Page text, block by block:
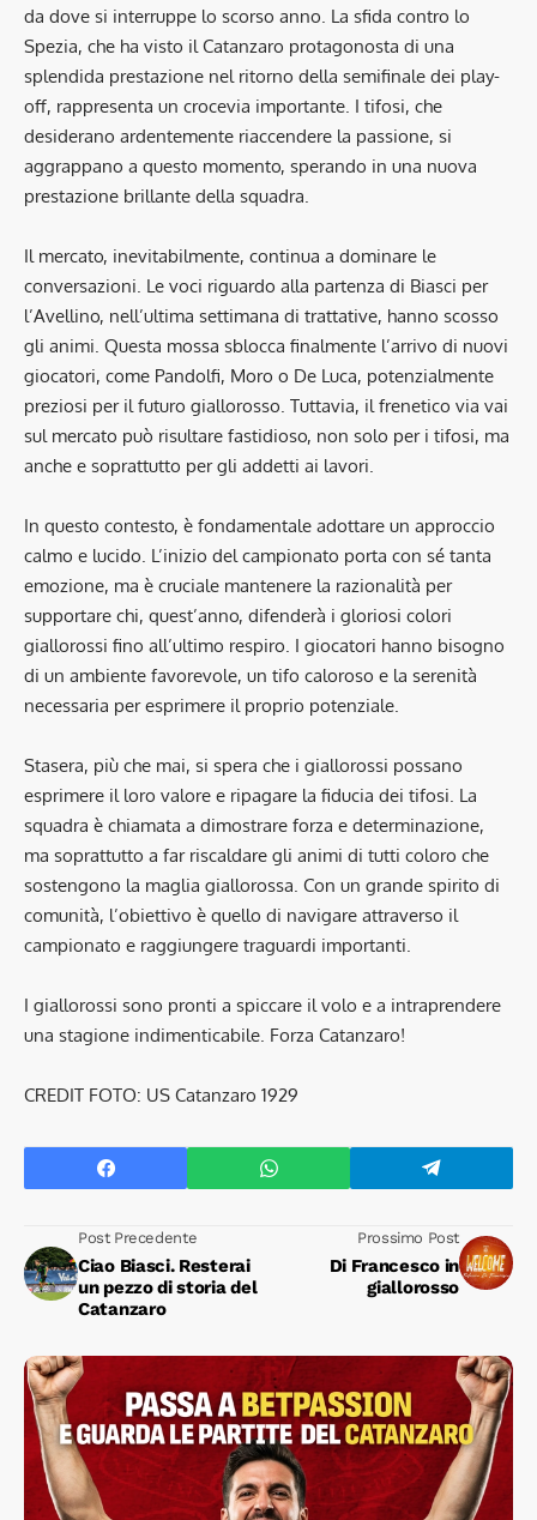
da dove si interruppe lo scorso anno. La sfida contro lo
Spezia, che ha visto il Catanzaro protagonosta di una
splendida prestazione nel ritorno della semifinale dei play-
off, rappresenta un crocevia importante. I tifosi, che
desiderano ardentemente riaccendere la passione, si
aggrappano a questo momento, sperando in una nuova
prestazione brillante della squadra.
Il mercato, inevitabilmente, continua a dominare le
conversazioni. Le voci riguardo alla partenza di Biasci per
l’Avellino, nell’ultima settimana di trattative, hanno scosso
gli animi. Questa mossa sblocca finalmente l’arrivo di nuovi
giocatori, come Pandolfi, Moro o De Luca, potenzialmente
preziosi per il futuro giallorosso. Tuttavia, il frenetico via vai
sul mercato può risultare fastidioso, non solo per i tifosi, ma
anche e soprattutto per gli addetti ai lavori.
In questo contesto, è fondamentale adottare un approccio
calmo e lucido. L’inizio del campionato porta con sé tanta
emozione, ma è cruciale mantenere la razionalità per
supportare chi, quest’anno, difenderà i gloriosi colori
giallorossi fino all’ultimo respiro. I giocatori hanno bisogno
di un ambiente favorevole, un tifo caloroso e la serenità
necessaria per esprimere il proprio potenziale.
Stasera, più che mai, si spera che i giallorossi possano
esprimere il loro valore e ripagare la fiducia dei tifosi. La
squadra è chiamata a dimostrare forza e determinazione,
ma soprattutto a far riscaldare gli animi di tutti coloro che
sostengono la maglia giallorossa. Con un grande spirito di
comunità, l’obiettivo è quello di navigare attraverso il
campionato e raggiungere traguardi importanti.
I giallorossi sono pronti a spiccare il volo e a intraprendere
una stagione indimenticabile. Forza Catanzaro!
CREDIT FOTO: US Catanzaro 1929
Post Precedente
Ciao Biasci. Resterai
un pezzo di storia del
Catanzaro
Prossimo Post
Di Francesco in
giallorosso